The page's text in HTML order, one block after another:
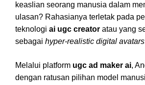
keaslian seorang manusia dalam
ulasan? Rahasianya terletak pada
teknologi ai ugc creator atau yang
sebagai hyper-realistic digital avatars
Melalui platform ugc ad maker ai,
dengan ratusan pilihan model